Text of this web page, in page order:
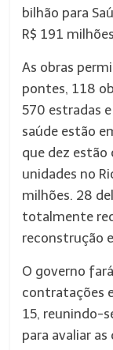
bilhão para
R$ 191
As obras
pontes, 118
570 estradas
saúde estão
que dez estão
unidades no
milhões. 28
totalmente
reconstrução
O governo
contratações
15, reunindo-
para avaliar